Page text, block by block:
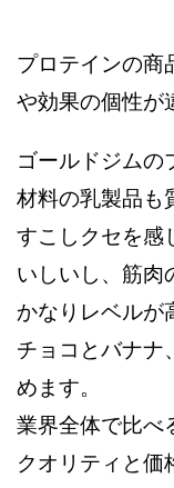
プロテインの商
や効果の個性が
ゴールドジムの
材料の乳製品も
すこしクセを感
いしいし、筋肉
かなりレベルが
チョコとバナナ
めます。
業界全体で比べ
クオリティと価